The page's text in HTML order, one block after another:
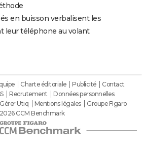
en buisson verbalisent les
leur téléphone au volant
Charte éditoriale Publicité
Contact
Recrutement
Données personnelles
Gérer Utiq Mentions légales
Groupe Figaro
CCM Benchmark